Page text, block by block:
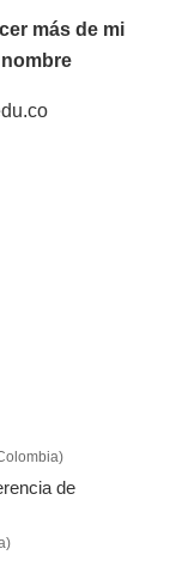
más de mi
de